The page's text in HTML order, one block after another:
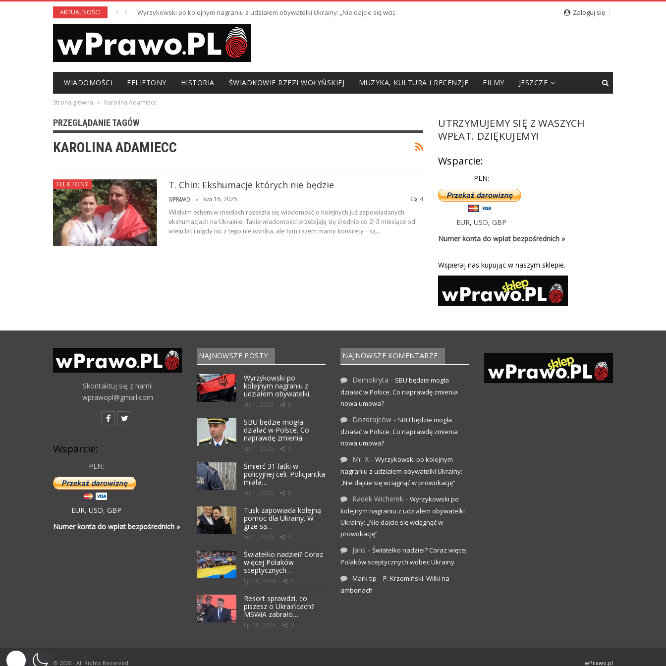
AKTUALNOŚCI Wyrzykowski po kolejnym nagraniu z udziałem obywatelki Ukrainy: „Nie dajcie się wciągnąć w prowokację” Zaloguj się
WIADOMOŚCI FELIETONY HISTORIA ŚWIADKOWIE RZEZI WOŁYŃSKIEJ MUZYKA, KULTURA I RECENZJE FILMY JESZCZE
Strona główna Karolina Adamiecc
PRZEGLĄDANIE TAGÓW
KAROLINA ADAMIECC
FELIETONY T. Chin: Ekshumacje których nie będzie
WPRAWO kwi 16, 2025 4
Wielkim echem w mediach rozeszła się wiadomość o kolejnych już zapowiadanych
ekshumacjach na Ukrainie. Takie wiadomości przebijają się średnio co 2-3 miesiące od
wielu lat i nigdy nic z tego nie wynika, ale tym razem mamy konkrety - są…
UTRZYMUJEMY SIĘ Z WASZYCH
WPŁAT. DZIĘKUJEMY!
Wsparcie:
PLN:
EUR,USD,GBP
Numer konta do wpłat bezpośrednich »
Wspieraj nas kupując w naszym sklepie.
Skontaktuj się z nami:
wprawopl@gmail.com
Wsparcie:
PLN:
EUR, USD, GBP
Numer konta do wpłat bezpośrednich »
NAJNOWSZE POSTY
Wyrzykowski po
kolejnym nagraniu z
udziałem obywatelki…
sie 1, 2026 0
SBU będzie mogła
działać w Polsce. Co
naprawdę zmienia…
sie 1, 2026 0
Śmierć 31-latki w
policyjnej celi. Policjantka
miała…
sie 1, 2026 0
Tusk zapowiada kolejną
pomoc dla Ukrainy. W
grze są…
sie 1, 2026 0
Światełko nadziei? Coraz
więcej Polaków
sceptycznych…
lip 30, 2026 0
Resort sprawdzi, co
piszesz o Ukraińcach?
MSWiA zabrało…
lip 30, 2026 0
NAJNOWSZE KOMENTARZE
Demokryta - SBU będzie mogła
działać w Polsce. Co naprawdę zmienia
nowa umowa?
Dozdrajców - SBU będzie mogła
działać w Polsce. Co naprawdę zmienia
nowa umowa?
Mr. X - Wyrzykowski po kolejnym
nagraniu z udziałem obywatelki Ukrainy:
„Nie dajcie się wciągnąć w prowokację”
Radek Wicherek - Wyrzykowski po
kolejnym nagraniu z udziałem obywatelki
Ukrainy: „Nie dajcie się wciągnąć w
prowokację”
Jans - Światełko nadziei? Coraz więcej
Polaków sceptycznych wobec Ukrainy
Mark tip - P. Krzemiński: Wilki na
ambonach
© 2026 - All Rights Reserved. wPrawo.pl